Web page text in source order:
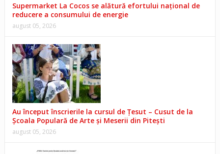
Supermarket La Cocos se alătură efortului național de
reducere a consumului de energie
august 05, 2026
Au început înscrierile la cursul de Țesut – Cusut de la
Școala Populară de Arte și Meserii din Pitești
august 05, 2026